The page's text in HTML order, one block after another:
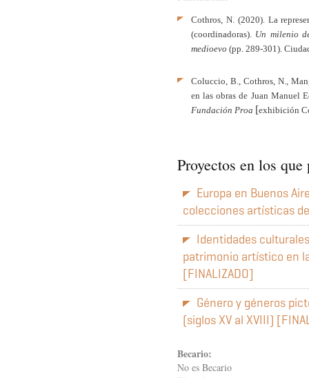
Cothros, N. (2020). La
(coordinadoras). Un milenio
medioevo (pp. 289-301).
Coluccio, B., Cothros, N.,
en las obras de Juan Manuel
Fundación Proa [exhibición
Proyectos en los
Europa en Buenos
colecciones artísticas
Identidades
patrimonio artístico en
[FINALIZADO]
Género y géneros
(siglos XV al XVIII)
Becario:
No es Becario